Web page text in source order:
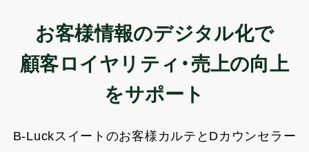
お客様の声
需要予測×最適化ソリューション
お客様情報のデジタル化で
顧客ロイヤリティ・売上の向上
をサポート
B-Luckスイートのお客様カルテとDカウンセラー